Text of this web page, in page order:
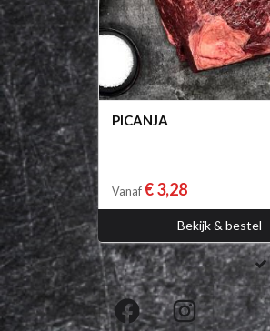
PICANJA
Vanaf € 3,28
Bekijk & bestel